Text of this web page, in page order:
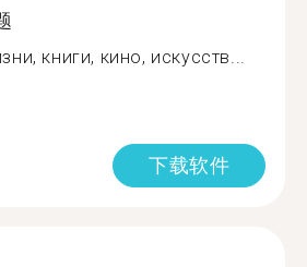
книги, кино, искусств...
下载软件